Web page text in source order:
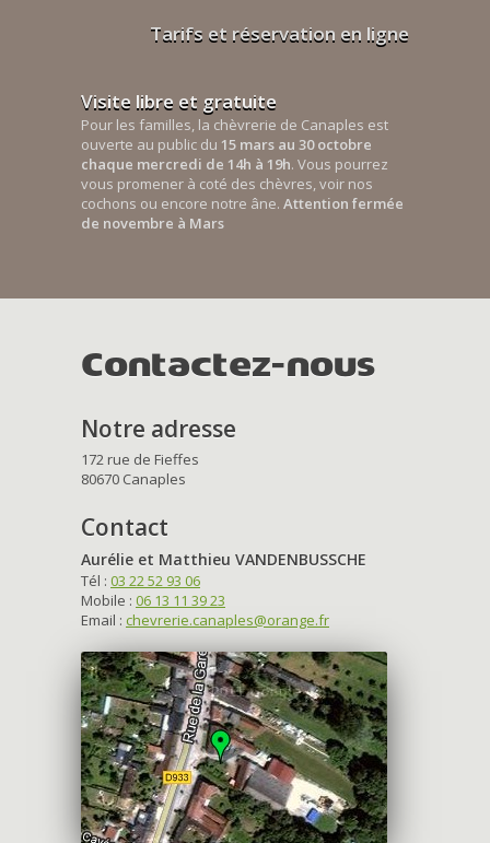
Tarifs et réservation en ligne
Visite libre et gratuite
Pour les familles, la chèvrerie de Canaples est
ouverte au public du 15 mars au 30 octobre
chaque mercredi de 14h à 19h. Vous pourrez
vous promener à coté des chèvres, voir nos
cochons ou encore notre âne. Attention fermée
de novembre à Mars
Contactez-nous
Notre adresse
172 rue de Fieffes
80670 Canaples
Contact
Aurélie et Matthieu VANDENBUSSCHE
Tél : 03 22 52 93 06
Mobile : 06 13 11 39 23
Email : chevrerie.canaples@orange.fr